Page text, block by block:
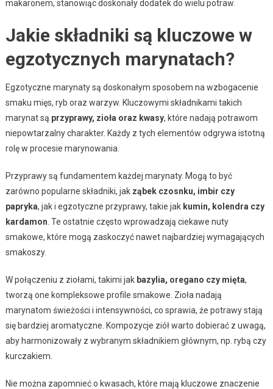
makaronem, stanowiąc doskonały dodatek do wielu potraw.
Jakie składniki są kluczowe w
egzotycznych marynatach?
Egzotyczne marynaty są doskonałym sposobem na wzbogacenie
smaku mięs, ryb oraz warzyw. Kluczowymi składnikami takich
marynat są przyprawy, zioła oraz kwasy, które nadają potrawom
niepowtarzalny charakter. Każdy z tych elementów odgrywa istotną
rolę w procesie marynowania.
Przyprawy są fundamentem każdej marynaty. Mogą to być
zarówno popularne składniki, jak ząbek czosnku, imbir czy
papryka, jak i egzotyczne przyprawy, takie jak kumin, kolendra czy
kardamon . Te ostatnie często wprowadzają ciekawe nuty
smakowe, które mogą zaskoczyć nawet najbardziej wymagających
smakoszy.
W połączeniu z ziołami, takimi jak bazylia, oregano czy mięta,
tworzą one kompleksowe profile smakowe. Zioła nadają
marynatom świeżości i intensywności, co sprawia, że potrawy stają
się bardziej aromatyczne. Kompozycje ziół warto dobierać z uwagą,
aby harmonizowały z wybranym składnikiem głównym, np. rybą czy
kurczakiem.
Nie można zapomnieć o kwasach, które mają kluczowe znaczenie